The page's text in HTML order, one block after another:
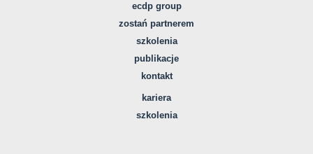
ecdp group
zostań partnerem
szkolenia
publikacje
kontakt
kariera
szkolenia